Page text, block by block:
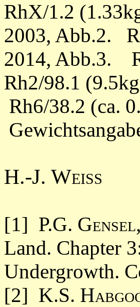
RhX/1.2
2003, Abb.2.
2014, Abb.3.
Rh2/98.1
Rh6/38.2 (ca.
H.-J. Weiss
[1] P.G.
Land. Chapter
Undergrowth.
[2] K.S.